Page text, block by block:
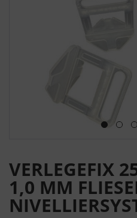
VERLEGEFIX
1,0 MM